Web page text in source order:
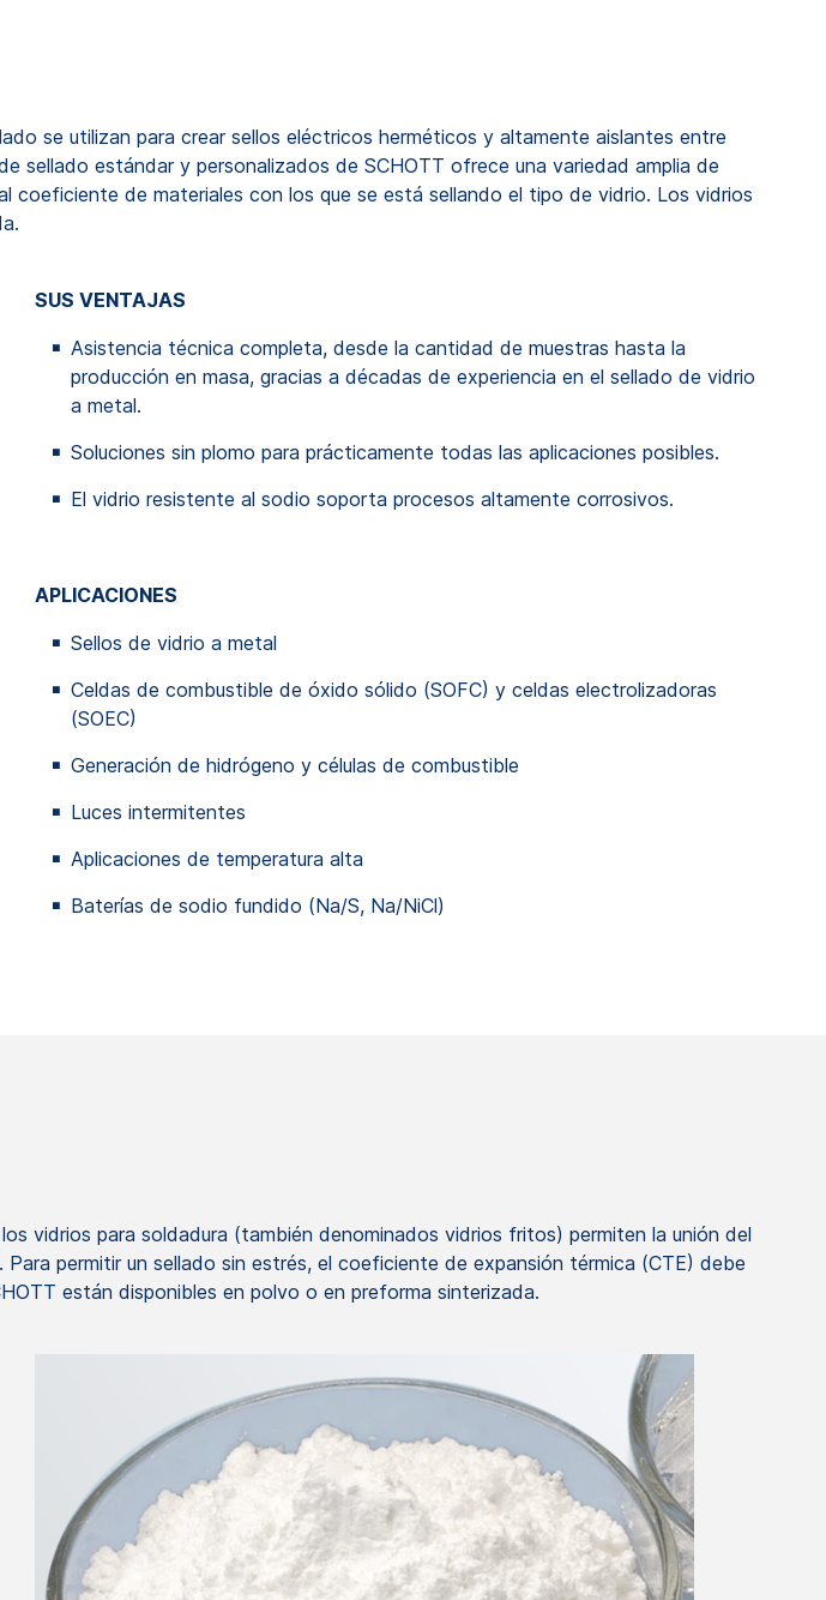
se utilizan para crear sellos eléctricos herméticos y altamente aislantes entre
sellado estándar y personalizados de SCHOTT ofrece una variedad amplia de
de materiales con los que se está sellando el tipo de vidrio. Los vidrios
SUS VENTAJAS
Asistencia técnica completa, desde la cantidad de muestras hasta la
producción en masa, gracias a décadas de experiencia en el sellado de vidrio
a metal.
Soluciones sin plomo para prácticamente todas las aplicaciones posibles.
El vidrio resistente al sodio soporta procesos altamente corrosivos.
APLICACIONES
Sellos de vidrio a metal
Celdas de combustible de óxido sólido (SOFC) y celdas electrolizadoras
(SOEC)
Generación de hidrógeno y células de combustible
Luces intermitentes
Aplicaciones de temperatura alta
Baterías de sodio fundido (Na/S, Na/NiCl)
vidrios para soldadura (también denominados vidrios fritos) permiten la unión del
permitir un sellado sin estrés, el coeficiente de expansión térmica (CTE) debe
están disponibles en polvo o en preforma sinterizada.